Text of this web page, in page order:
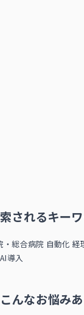
されるキー
・総合病院 自動化 経
導入
んなお悩み